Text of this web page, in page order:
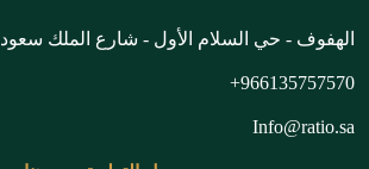
الهفوف - حي السلام الأول - شارع الملك سعود
966135757570+
Info@ratio.sa